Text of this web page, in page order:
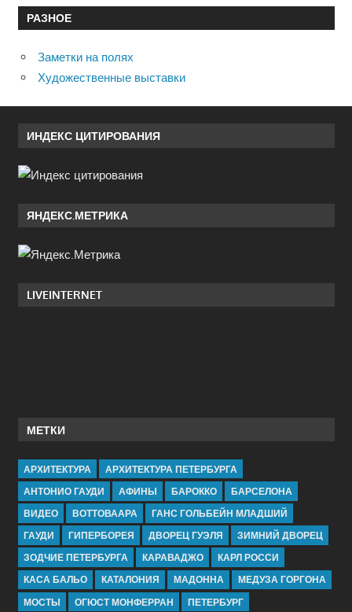
РАЗНОЕ
Заметки на полях
Художественные выставки
ИНДЕКС ЦИТИРОВАНИЯ
ЯНДЕКС.МЕТРИКА
LIVEINTERNET
МЕТКИ
АРХИТЕКТУРА
АРХИТЕКТУРА ПЕТЕРБУРГА
АНТОНИО ГАУДИ
АФИНЫ БАРОККО
БАРСЕЛОНА
ВИДЕО
ВОТТОВААРА
ГАНС ГОЛЬБЕЙН МЛАДШИЙ
ГАУДИ
ГИПЕРБОРЕЯ ДВОРЕЦ ГУЭЛЯ
ЗИМНИЙ ДВОРЕЦ
ЗОДЧИЕ ПЕТЕРБУРГА
КАРАВАДЖО
КАРЛ РОССИ
КАСА БАЛЬО
КАТАЛОНИЯ МАДОННА
МЕДУЗА ГОРГОНА
МОСТЫ
ОГЮСТ МОНФЕРРАН ПЕТЕРБУРГ